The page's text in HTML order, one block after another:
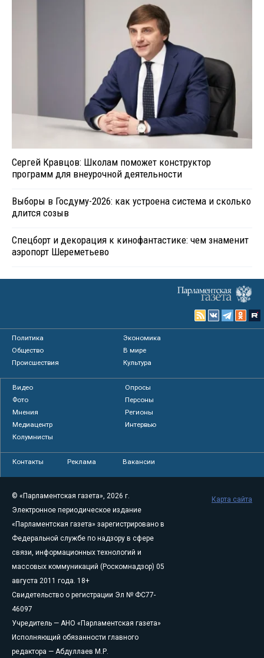
Сергей Кравцов: Школам поможет конструктор
программ для внеурочной деятельности
Выборы в Госдуму-2026: как устроена система и сколько
длится созыв
Спецборт и декорация к кинофантастике: чем знаменит
аэропорт Шереметьево
Политика
Экономика
Общество
В мире
Происшествия
Культура
Видео
Опросы
Фото
Персоны
Мнения
Регионы
Медиацентр
Интервью
Колумнисты
Контакты Реклама Вакансии
© «Парламентская газета», 2026 г.
Электронное периодическое издание
«Парламентская газета» зарегистрировано в
Федеральной службе по надзору в сфере
связи, информационных технологий и
массовых коммуникаций (Роскомнадзор) 05
августа 2011 года. 18+
Свидетельство о регистрации Эл № ФС77-
46097
Учредитель — АНО «Парламентская газета»
Исполняющий обязанности главного
редактора — Абдуллаев М.Р.
Карта сайта